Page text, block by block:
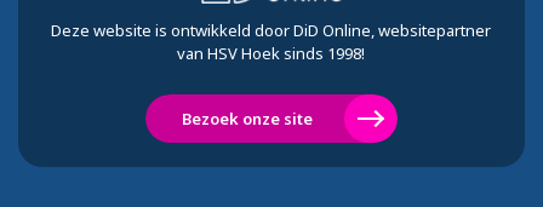
Deze website is ontwikkeld door DiD Online, websitepartner
van HSV Hoek sinds 1998!
Bezoek onze site